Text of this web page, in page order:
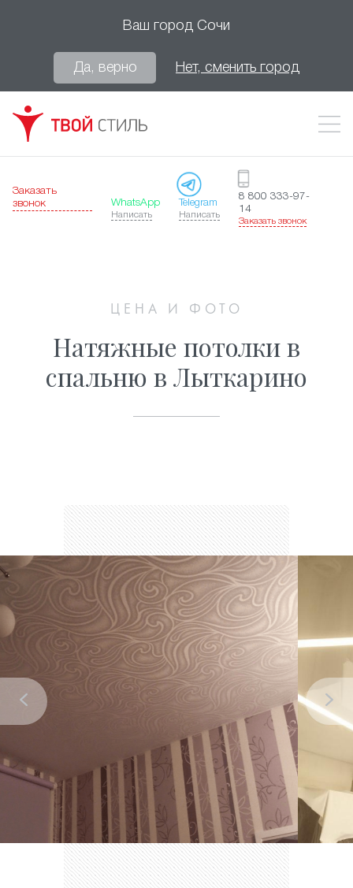
Ваш город Сочи
Да, верно Нет, сменить город
Заказать
звонок
WhatsApp
Написать
Telegram
Написать
8 800 333-97-
14
Заказать звонок
ЦЕНА И ФОТО
Натяжные потолки в
спальню в Лыткарино